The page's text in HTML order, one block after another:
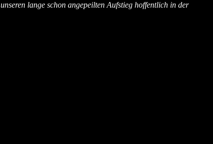
lange schon angepeilten Aufstieg hoffentlich in der